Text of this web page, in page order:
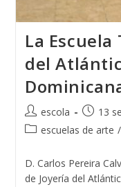
La Escuela
del
Autor
de
escola
de
13
Categoría
la
entrada:
escuelas de arte /
D. Carlos Pereira
de Joyería del